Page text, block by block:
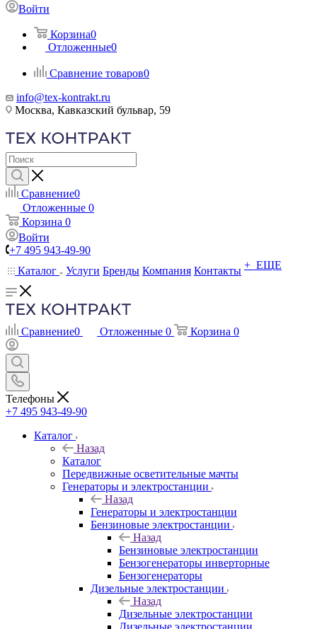
Войти
Корзина0
Отложенные0
Сравнение товаров0
info@tex-kontrakt.ru
Москва, Кавказский бульвар, 59
Сравнение0
Отложенные 0
Корзина 0
Войти
+7 495 943-49-90
Каталог
Услуги Бренды Компания Контакты + ЕЩЕ
Сравнение0 Отложенные 0 Корзина 0
Телефоны
+7 495 943-49-90
Каталог
Назад
Каталог
Передвижные осветительные мачты
Генераторы и электростанции
Назад
Генераторы и электростанции
Бензиновые электростанции
Назад
Бензиновые электростанции
Бензогенераторы инверторные
Бензогенераторы
Дизельные электростанции
Назад
Дизельные электростанции
Дизельные электростанции